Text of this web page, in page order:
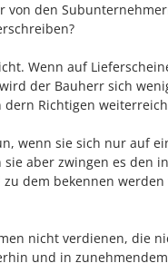
den
Wenn auf
der Bauherr sich
Richtigen
wenn sie sich nur auf
aber zwingen es den
dem bekennen
nicht verdienen, die
und in